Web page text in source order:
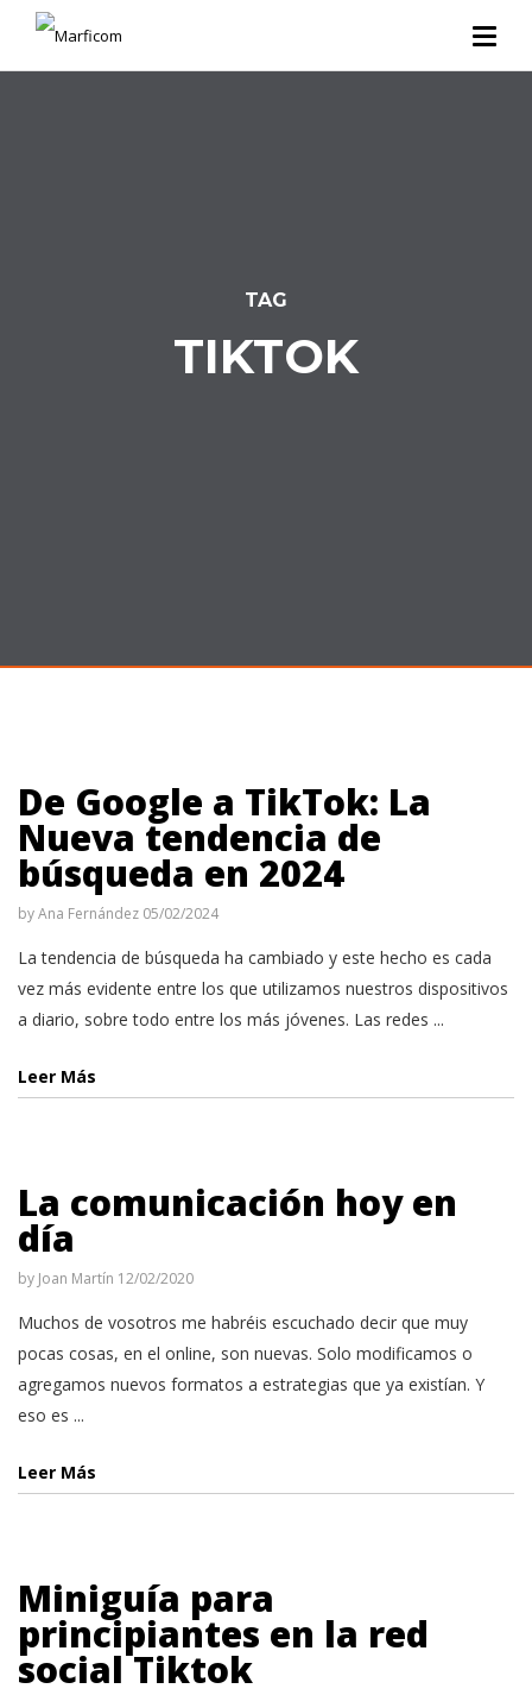
TAG
TIKTOK
De Google a TikTok: La
Nueva tendencia de
búsqueda en 2024
byAna Fernández 05/02/2024
La tendencia de búsqueda ha cambiado y este hecho es cada
vez más evidente entre los que utilizamos nuestros dispositivos
a diario, sobre todo entre los más jóvenes. Las redes ...
Leer Más
La comunicación hoy en
día
by Joan Martín 12/02/2020
Muchos de vosotros me habréis escuchado decir que muy
pocas cosas, en el online, son nuevas. Solo modificamos o
agregamos nuevos formatos a estrategias que ya existían. Y
eso es ...
Leer Más
Miniguía para
principiantes en la red
social Tiktok